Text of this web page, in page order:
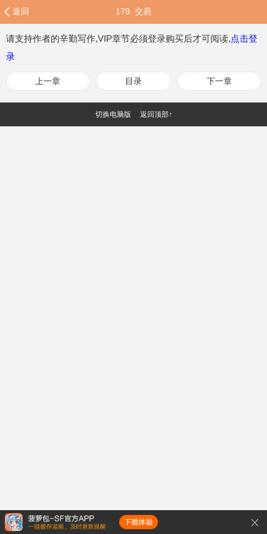
返回 179. 交易
请支持作者的辛勤写作,VIP章节必须登录购买后才可阅读,点击登
录
上一章 目录 下一章
切换电脑版 返回顶部↑